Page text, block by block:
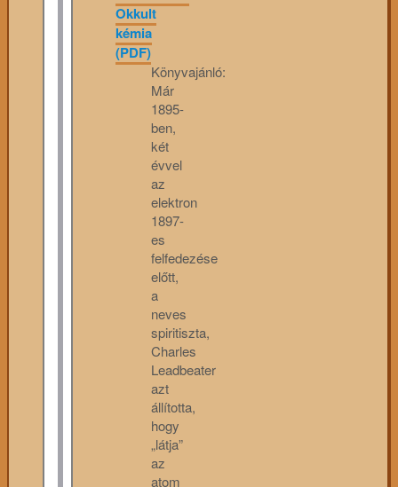
Okkult
kémia
(PDF)
Könyvajánló:
Már
1895-
ben,
két
évvel
az
elektron
1897-
es
felfedezése
előtt,
a
neves
spiritiszta,
Charles
Leadbeater
azt
állította,
hogy
„látja”
az
atom